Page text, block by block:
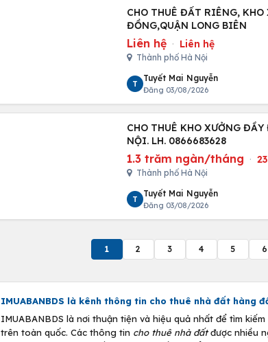
CHO THUÊ ĐẤT RIÊNG,
ĐỒNG,QUẬN LONG BIÊN
Liên hệ · Liên hệ
Thành phố Hà Nội
T
Tuyết Mai Nguyễn
Đăng 03/08/2026
CHO THUÊ KHO XƯỞNG
NỘI. LH. 0866683628
1.3 trăm ngàn/tháng ·
Thành phố Hà Nội
T
Tuyết Mai Nguyễn
Đăng 03/08/2026
1 2 3 4 5 6
IMUABANBDS là kênh thông tin cho thuê nhà đất hàng
IMUABANBDS là nơi thuận tiện và hiệu quả nhất để tìm
trên toàn quốc. Các thông tin cho thuê nhà đấtđược nhiều